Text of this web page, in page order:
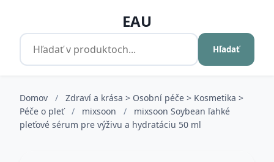
EAU
Hľadať
Domov /
Zdraví a krása > Osobní péče > Kosmetika >
Péče o pleť / mixsoon /
mixsoon Soybean ľahké
pleťové sérum pre výživu a hydratáciu 50 ml